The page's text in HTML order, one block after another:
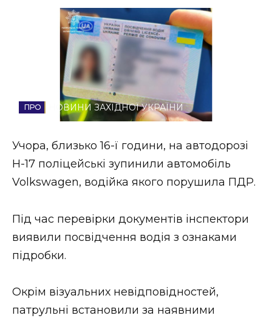
Політика
Стиль життя
Втрачений Ужгород
Втрачений Ужгород (відеоверсія)
ЗАКАРПАТСЬКІ НОВИНИ
НОВИНИ ЗАХІДНОЇ УКРАЇНИ
НОВИНИ ЗАХІДНОЇ УКРАЇНИ
Учора, близько 16-ї години, на автодорозі
Н-17 поліцейські зупинили автомобіль
Volkswagen, водійка якого порушила ПДР.
Під час перевірки документів інспектори
виявили посвідчення водія з ознаками
підробки.
Окрім візуальних невідповідностей,
патрульні встановили за наявними